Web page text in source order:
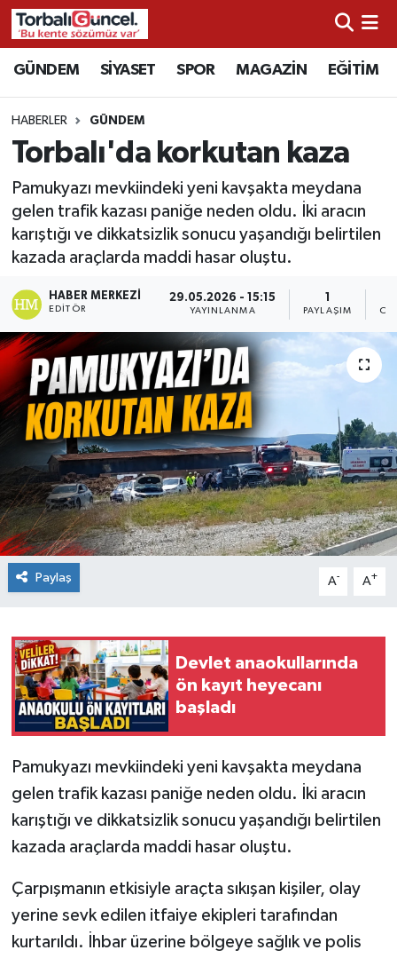
GÜNDEM SİYASET SPOR MAGAZİN EĞİTİM
HABERLER GÜNDEM
Torbalı'da korkutan kaza
Pamukyazı mevkiindeki yeni kavşakta meydana
gelen trafik kazası paniğe neden oldu. İki aracın
karıştığı ve dikkatsizlik sonucu yaşandığı belirtilen
kazada araçlarda maddi hasar oluştu.
HABER MERKEZI
EDITÖR
29.05.2026 - 15:15
YAYINLANMA PAYLAŞIM
Paylaş A- A+
Devlet anaokullarında
ön kayıt heyecanı
başladı
Pamukyazı mevkiindeki yeni kavşakta meydana
gelen trafik kazası paniğe neden oldu. İki aracın
karıştığı ve dikkatsizlik sonucu yaşandığı belirtilen
kazada araçlarda maddi hasar oluştu.
Çarpışmanın etkisiyle araçta sıkışan kişiler, olay
yerine sevk edilen itfaiye ekipleri tarafından
kurtarıldı. İhbar üzerine bölgeye sağlık ve polis
İzmir Nöbetçi Eczaneler
İzmir Hava Durumu
İzmir Namaz Vakitleri
İzmir Trafik Yoğunluk Haritası
Süper Lig Puan Durumu ve Fikstür
Tüm Manşetler
Son Dakika Haberleri
Haber Arşivi